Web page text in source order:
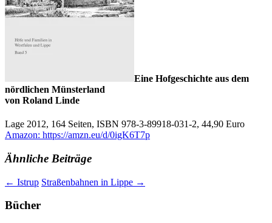
Eine Hofgeschichte aus dem
nördlichen Münsterland
von Roland Linde
Lage 2012, 164 Seiten, ISBN 978-3-89918-031-2, 44,90 Euro
Amazon: https://amzn.eu/d/0igK6T7p
Ähnliche Beiträge
Beitragsnavigation
← Istrup Straßenbahnen in Lippe →
Bücher